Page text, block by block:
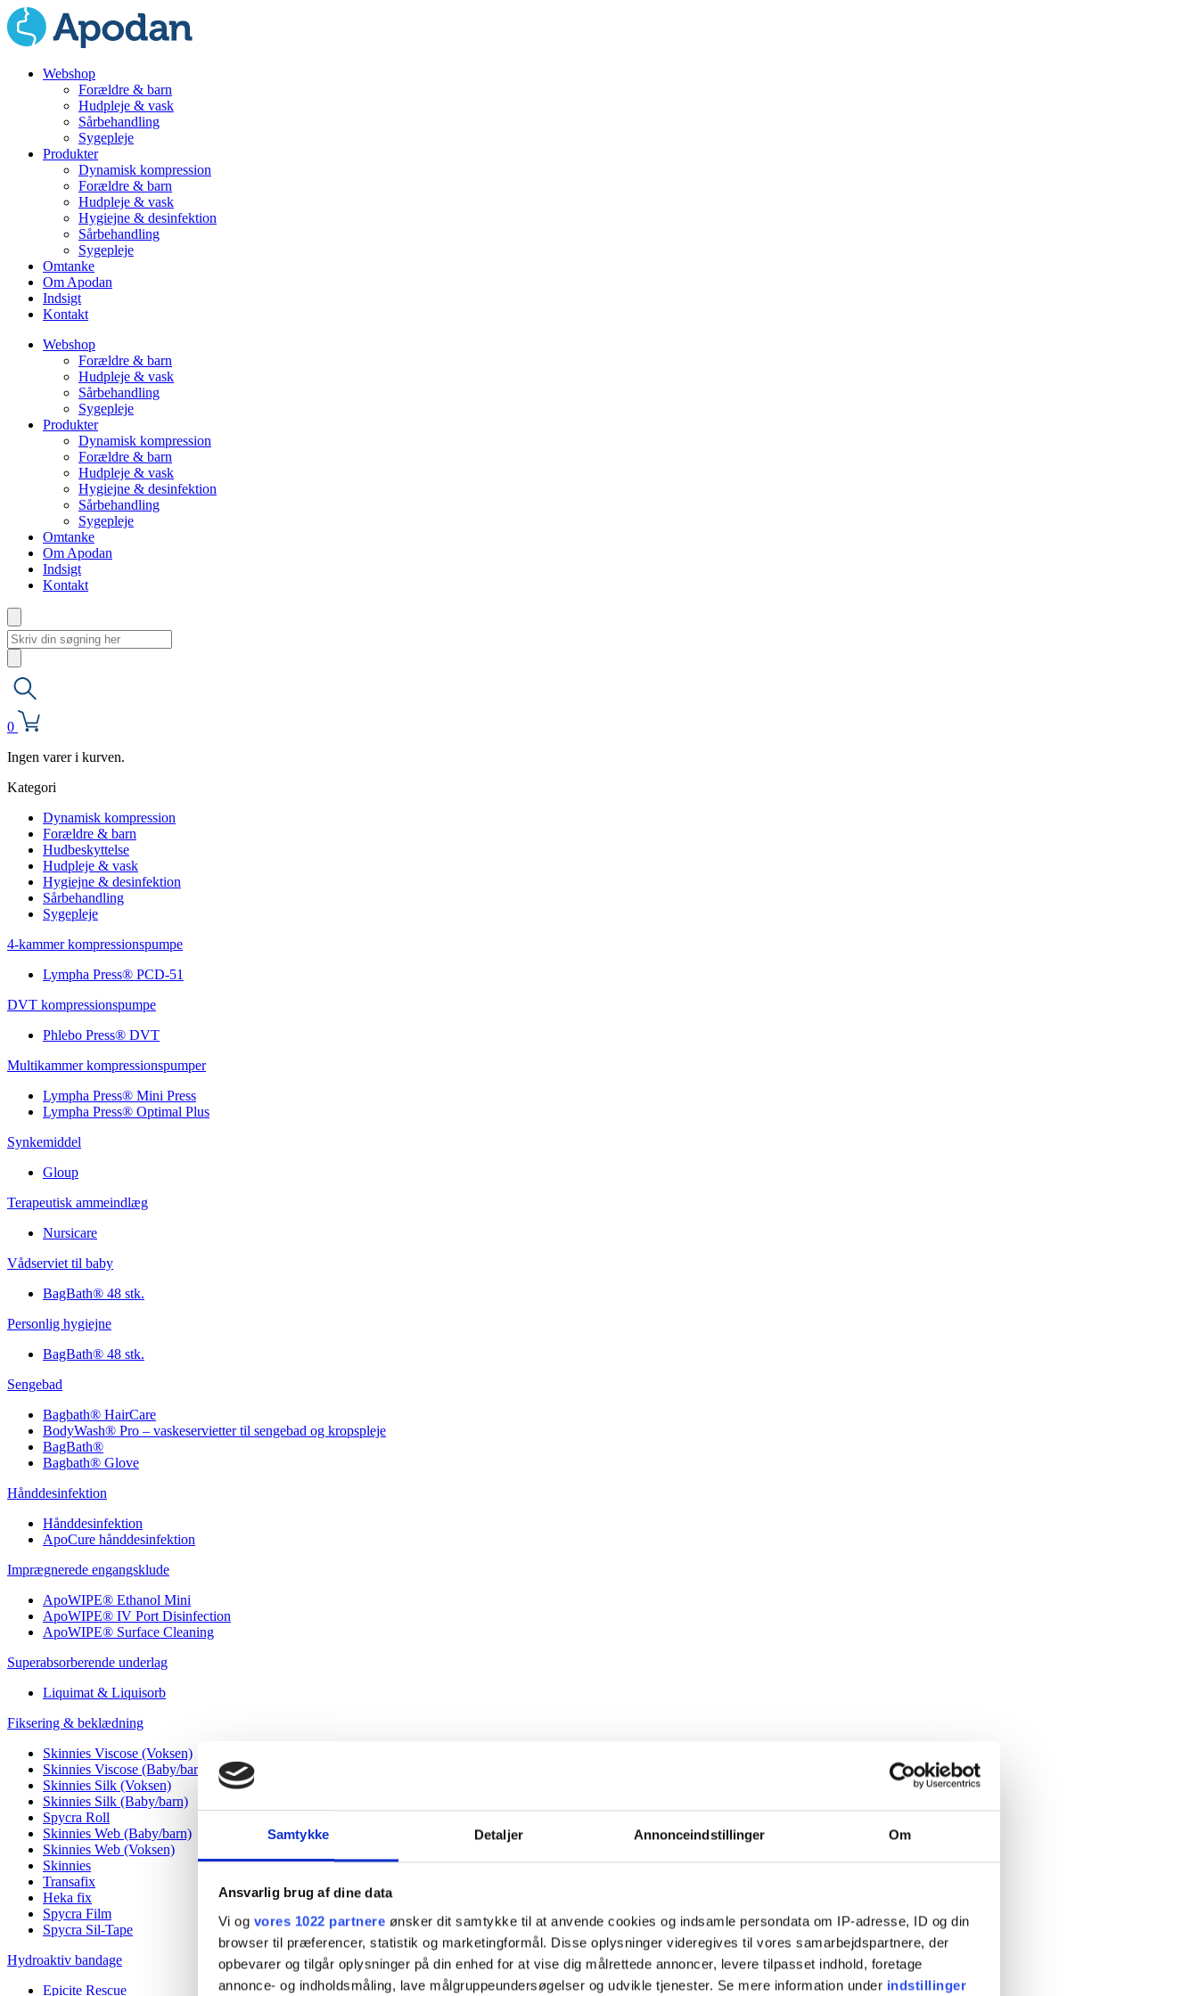
Samtykke Detaljer Annonceindstillinger Om
Ansvarlig brug af dine data
Vi og vores 1022 partnere ønsker dit samtykke til at anvende cookies og indsamle persondata om IP-adresse, ID og din
browser til præferencer, statistik og marketingformål. Disse oplysninger videregives til vores samarbejdspartnere, der
opbevarer og tilgår oplysninger på din enhed for at vise dig målrettede annoncer, levere tilpasset indhold, foretage
annonce- og indholdsmåling, lave målgruppeundersøgelser og udvikle tjenester. Se mere information under indstillinger
Webshop
Forældre & barn
Hudpleje & vask
Sårbehandling
Sygepleje
Produkter
Dynamisk kompression
Forældre & barn
Hudpleje & vask
Hygiejne & desinfektion
Sårbehandling
Sygepleje
Omtanke
Om Apodan
Indsigt
Kontakt
Webshop
Forældre & barn
Hudpleje & vask
Sårbehandling
Sygepleje
Produkter
Dynamisk kompression
Forældre & barn
Hudpleje & vask
Hygiejne & desinfektion
Sårbehandling
Sygepleje
Omtanke
Om Apodan
Indsigt
Kontakt
0
Ingen varer i kurven.
Kategori
Dynamisk kompression
Forældre & barn
Hudbeskyttelse
Hudpleje & vask
Hygiejne & desinfektion
Sårbehandling
Sygepleje
4-kammer kompressionspumpe
Lympha Press® PCD-51
DVT kompressionspumpe
Phlebo Press® DVT
Multikammer kompressionspumper
Lympha Press® Mini Press
Lympha Press® Optimal Plus
Synkemiddel
Gloup
Terapeutisk ammeindlæg
Nursicare
Vådserviet til baby
BagBath® 48 stk.
Personlig hygiejne
BagBath® 48 stk.
Sengebad
Bagbath® HairCare
BodyWash® Pro – vaskeservietter til sengebad og kropspleje
BagBath®
Bagbath® Glove
Hånddesinfektion
Hånddesinfektion
ApoCure hånddesinfektion
Imprægnerede engangsklude
ApoWIPE® Ethanol Mini
ApoWIPE® IV Port Disinfection
ApoWIPE® Surface Cleaning
Superabsorberende underlag
Liquimat & Liquisorb
Fiksering & beklædning
Skinnies Viscose (Voksen)
Skinnies Viscose (Baby/barn)
Skinnies Silk (Voksen)
Skinnies Silk (Baby/barn)
Spycra Roll
Skinnies Web (Baby/barn)
Skinnies Web (Voksen)
Skinnies
Transafix
Heka fix
Spycra Film
Spycra Sil-Tape
Hydroaktiv bandage
Epicite Rescue